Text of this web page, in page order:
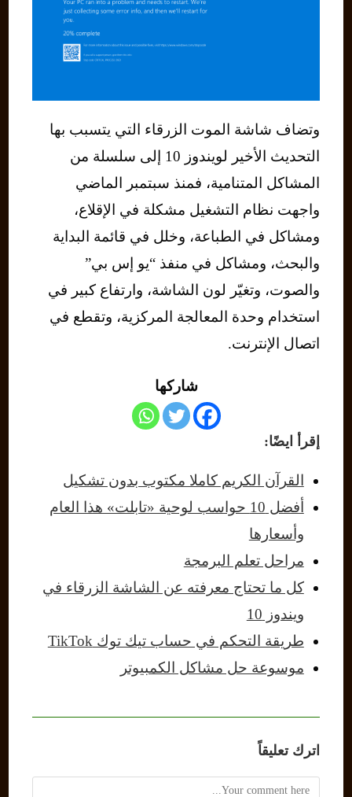
وتضاف شاشة الموت الزرقاء التي يتسبب بها
التحديث الأخير لويندوز 10 إلى سلسلة من
المشاكل المتنامية، فمنذ سبتمبر الماضي
واجهت نظام التشغيل مشكلة في الإقلاع،
ومشاكل في الطباعة، وخلل في قائمة البداية
والبحث، ومشاكل في منفذ “يو إس بي”
والصوت، وتغيّر لون الشاشة، وارتفاع كبير في
استخدام وحدة المعالجة المركزية، وتقطع في
اتصال الإنترنت.
شاركها
إقرأ ايضًا:
القرآن الكريم كاملا مكتوب بدون تشكيل
أفضل 10 حواسب لوحية «تابلت» هذا العام
وأسعارها
مراحل تعلم البرمجة
كل ما تحتاج معرفته عن الشاشة الزرقاء في
ويندوز 10
طريقة التحكم في حساب تيك توك TikTok
موسوعة حل مشاكل الكمبيوتر
اترك تعليقاً
Comment